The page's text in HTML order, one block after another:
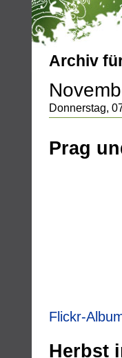
Archiv
Donnerstag,
Prag
Flickr-
Herbst